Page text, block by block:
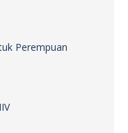
Perempuan